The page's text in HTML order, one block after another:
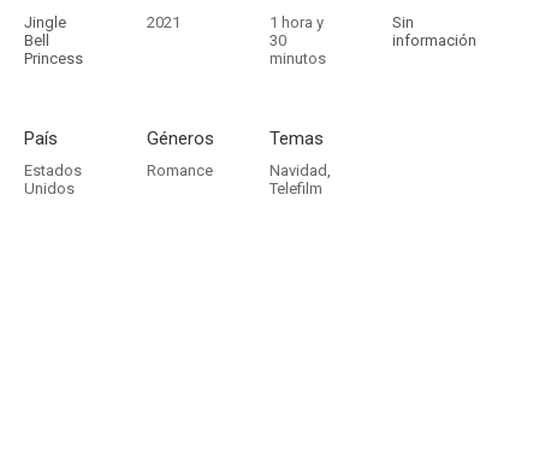
Jingle
Bell
Princess
2021
1 hora y
30
minutos
Sin
información
País
Estados
Unidos
Géneros
Romance
Temas
Navidad,
Telefilm